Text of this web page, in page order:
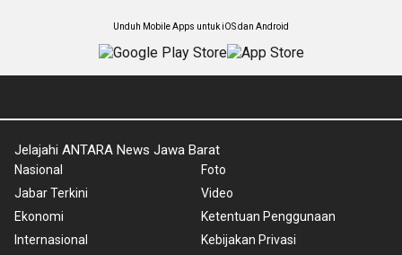
Unduh Mobile Apps untuk iOS dan Android
Jelajahi ANTARA News Jawa Barat
Nasional
Jabar Terkini
Ekonomi
Internasional
Foto
Video
Ketentuan Penggunaan
Kebijakan Privasi